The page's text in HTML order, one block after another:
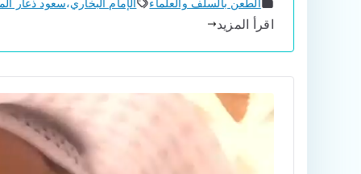
الطعن بالسلف والعلماء الإمام البخاري،سعود ذعار
اقرأ المزيد